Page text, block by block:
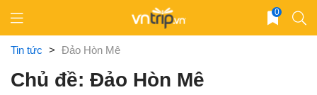
content
0
Tin tức > Đảo Hòn Mê
Chủ đề: Đảo Hòn Mê